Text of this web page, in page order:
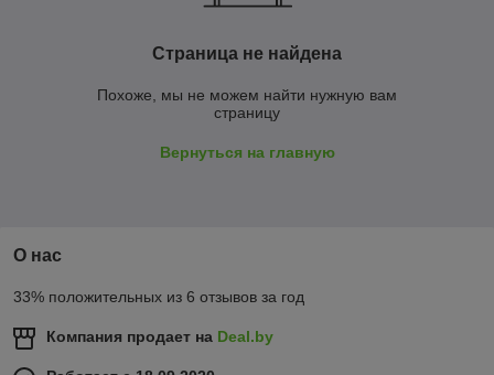
Страница не найдена
Похоже, мы не можем найти нужную вам
страницу
Вернуться на главную
О нас
33% положительных из 6 отзывов за год
Компания продает на Deal.by